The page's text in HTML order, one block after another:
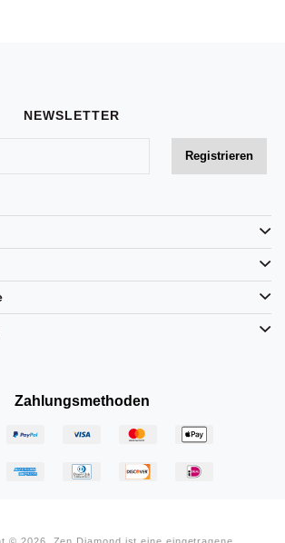
NEWSLETTER
Zahlungsmethoden